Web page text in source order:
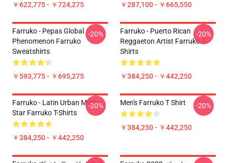
￥622,775 - ￥724,275 ￥287,100 - ￥665,550
Farruko - Pepas Global
Phenomenon Farruko
Sweatshirts
￥593,775 - ￥695,275
-20%
Farruko - Puerto Rican
Reggaeton Artist Farruko T-
Shirts
￥384,250 - ￥442,250
-20%
Farruko - Latin Urban Music
Star Farruko T-Shirts
￥384,250 - ￥442,250
-20% Men's Farruko T Shirt
￥384,250 - ￥442,250
-20%